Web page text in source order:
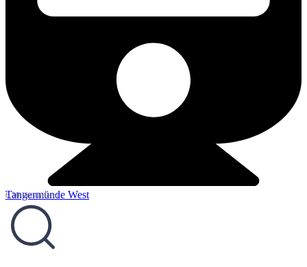
Tangermünde West
6,30 km entfernt